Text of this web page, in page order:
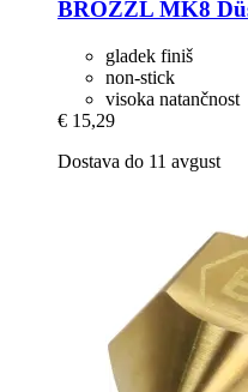
BROZZL MK8
gladek finiš
non-stick
visoka natančnost
€ 15,29
Dostava do 11 avgust